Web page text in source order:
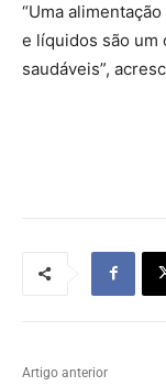
“Uma
e líquidos são um
saudáveis”,
Artigo anterior